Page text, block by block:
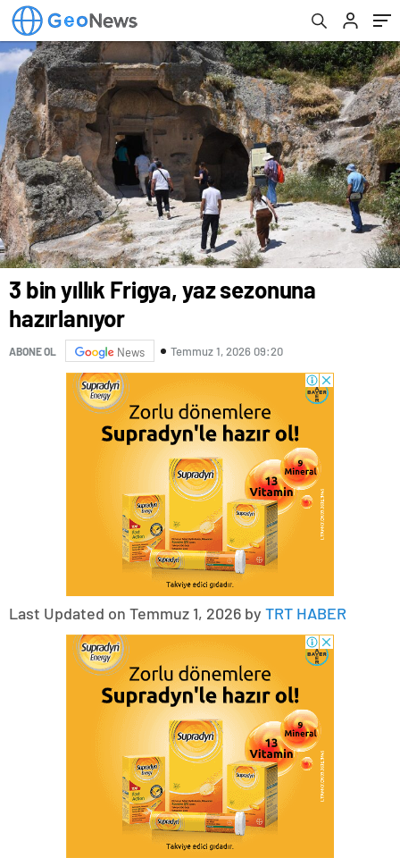
3 bin yıllık Frigya, yaz sezonuna
hazırlanıyor
ABONE OL News Temmuz 1, 2026 09:20
Last Updated on Temmuz 1, 2026 by TRT HABER